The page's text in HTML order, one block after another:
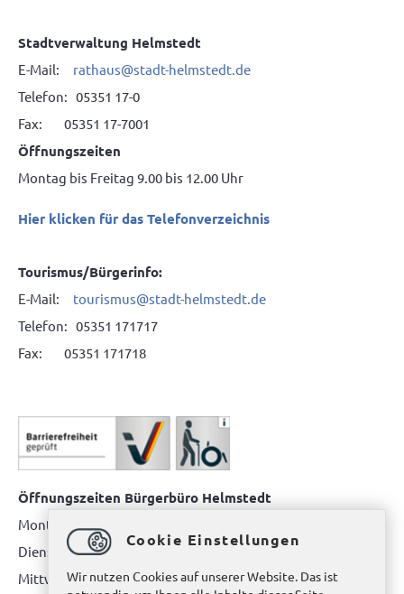
Stadtverwaltung Helmstedt
E-Mail: rathaus@stadt-helmstedt.de
Telefon: 05351 17-0
Fax: 05351 17-7001
Öffnungszeiten
Montag bis Freitag 9.00 bis 12.00 Uhr
Hier klicken für das Telefonverzeichnis
Tourismus/Bürgerinfo:
E-Mail: tourismus@stadt-helmstedt.de
Telefon: 05351 171717
Fax: 05351 171718
Öffnungszeiten Bürgerbüro Helmstedt
Montag: 08.00 bis 12.00 Uhr
Dienstag: 08.00 bis 12.00 Uhr & 15.00 Uhr bis 17.00 Uhr
Mittwoch: nur nach Terminvereinbarung
Cookie Einstellungen
Wir nutzen Cookies auf unserer Website. Das ist